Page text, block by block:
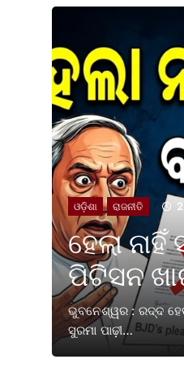
ଓଡ଼ିଶା ରାଜନୀତି
ହେଲା
ପିଟିସନ
ଭୁବନେଶ୍ୱର : ରଦ୍ଦ
ସୁରମା ପାଢ଼ୀ…